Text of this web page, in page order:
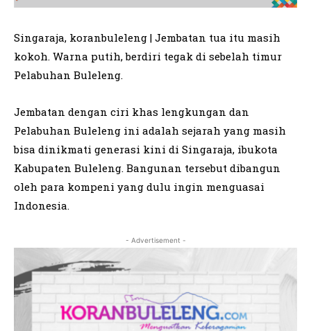
Singaraja, koranbuleleng | Jembatan tua itu masih
kokoh. Warna putih, berdiri tegak di sebelah timur
Pelabuhan Buleleng.
Jembatan dengan ciri khas lengkungan dan
Pelabuhan Buleleng ini adalah sejarah yang masih
bisa dinikmati generasi kini di Singaraja, ibukota
Kabupaten Buleleng. Bangunan tersebut dibangun
oleh para kompeni yang dulu ingin menguasai
Indonesia.
- Advertisement -